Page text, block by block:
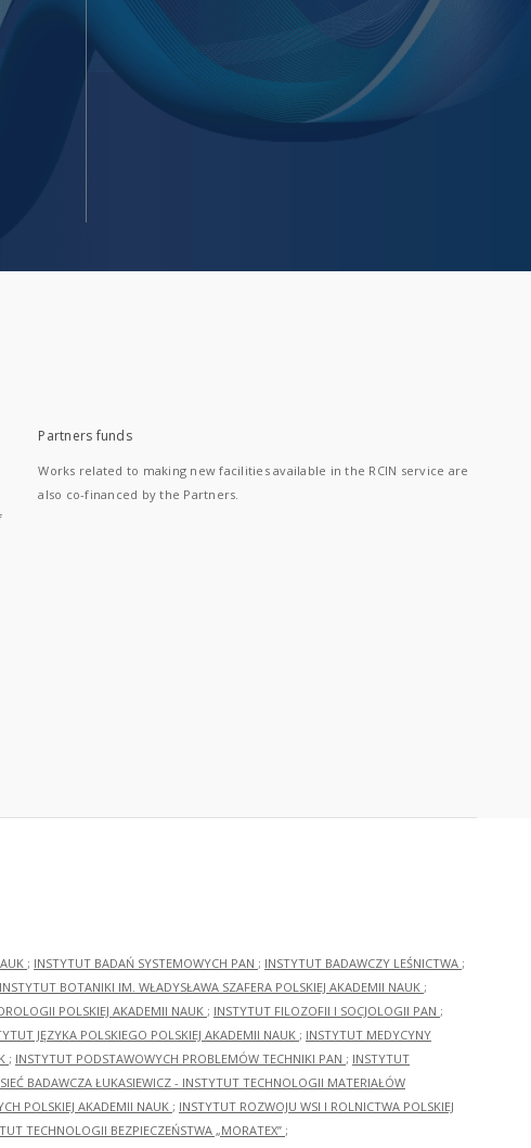
Partners funds
Works related to making new facilities available in the RCIN service are
also co-financed by the Partners.
; INSTYTUT BADAŃ SYSTEMOWYCH PAN ; INSTYTUT BADAWCZY LEŚNICTWA ;
INSTYTUT BOTANIKI IM. WŁADYSŁAWA SZAFERA POLSKIEJ AKADEMII NAUK ;
POLSKIEJ AKADEMII NAUK ; INSTYTUT FILOZOFII I SOCJOLOGII PAN ;
JĘZYKA POLSKIEGO POLSKIEJ AKADEMII NAUK ; INSTYTUT MEDYCYNY
; INSTYTUT PODSTAWOWYCH PROBLEMÓW TECHNIKI PAN ; INSTYTUT
SIEĆ BADAWCZA ŁUKASIEWICZ - INSTYTUT TECHNOLOGII MATERIAŁÓW
POLSKIEJ AKADEMII NAUK ; INSTYTUT ROZWOJU WSI I ROLNICTWA POLSKIEJ
TECHNOLOGII BEZPIECZEŃSTWA „MORATEX” ;